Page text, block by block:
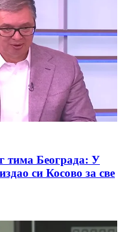
тима Београда: У
си Косово за све